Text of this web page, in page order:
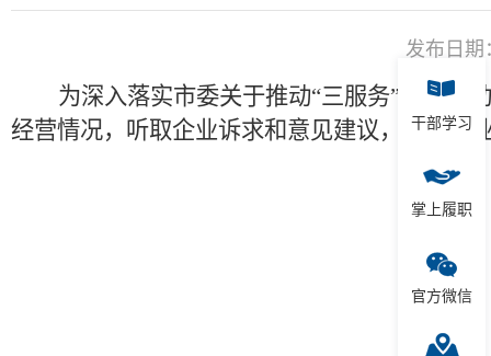
发布日期
为深入落实市委关于推动“三服务”专项行
经营情况，听取企业诉求和意见建议，助力企
干部学习
掌上履职
官方微信